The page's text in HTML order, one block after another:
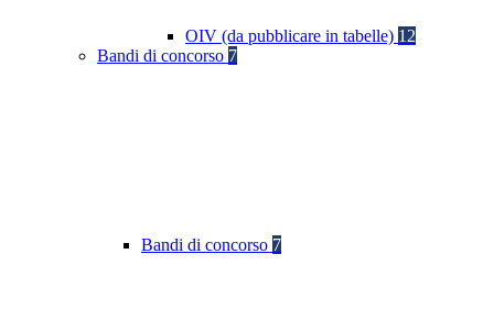
OIV (da pubblicare in tabelle) 12
Bandi di concorso 7
Bandi di concorso 7